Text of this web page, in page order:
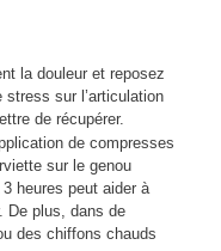
la douleur et reposez
sur l’articulation
de récupérer.
de compresses
sur le genou
heures peut aider à
De plus, dans de
des chiffons chauds